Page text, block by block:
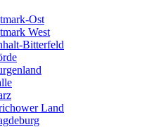
Ost
West
Bitterfeld
Land